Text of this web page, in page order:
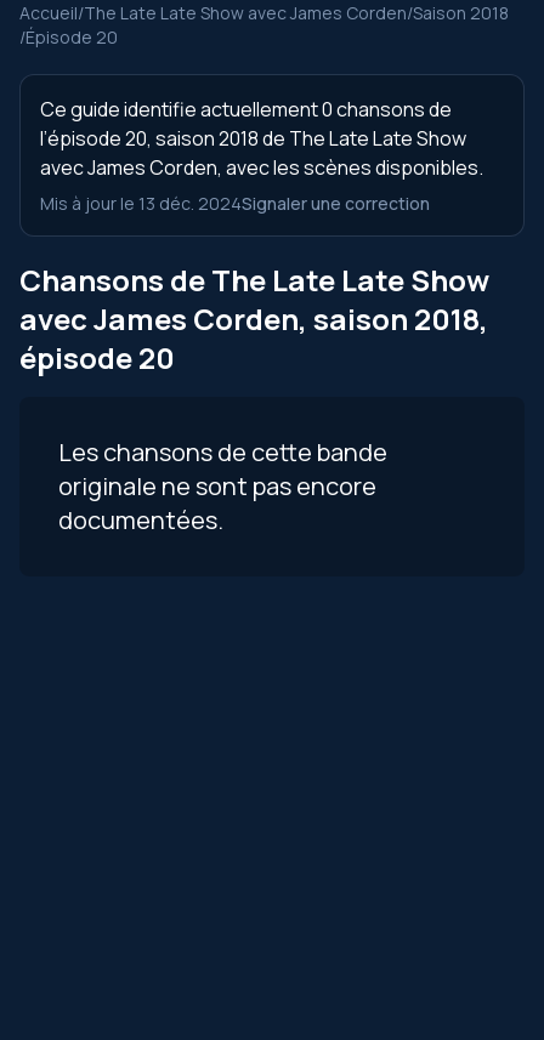
Accueil/The Late Late Show avec James Corden/Saison 2018
/Épisode 20
Ce guide identifie actuellement 0 chansons de
l’épisode 20, saison 2018 de The Late Late Show
avec James Corden, avec les scènes disponibles.
Mis à jour le 13 déc. 2024Signaler une correction
Chansons de The Late Late Show
avec James Corden, saison 2018,
épisode 20
Les chansons de cette bande
originale ne sont pas encore
documentées.